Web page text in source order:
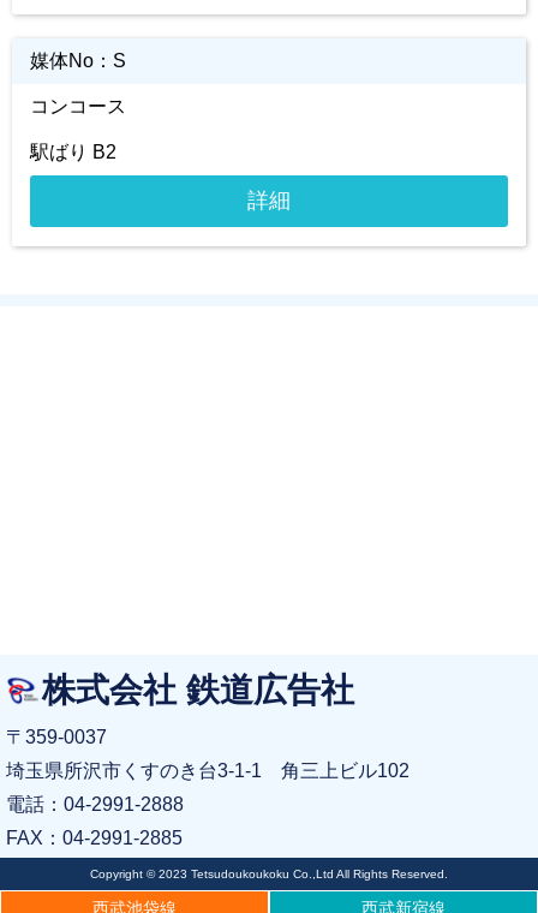
媒体No： S
コンコース
駅ばり B2
詳細
株式会社 鉄道広告社
〒359-0037
埼玉県所沢市くすのき台3-1-1 角三上ビル102
電話：04-2991-2888
FAX：04-2991-2885
Copyright © 2023 Tetsudoukoukoku Co.,Ltd All Rights Reserved.
西武池袋線 西武新宿線